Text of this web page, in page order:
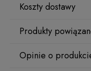
funkcjonalności. Został
treningach na siłowni,
✨ Biustonosz posiada
Rozmiar
Nie
Malinowy
Koszty dostawy
Produkty
Opinie o